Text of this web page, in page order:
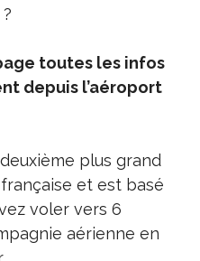
toutes les infos
depuis l’aéroport
plus grand
et est basé
voler vers 6
aérienne en